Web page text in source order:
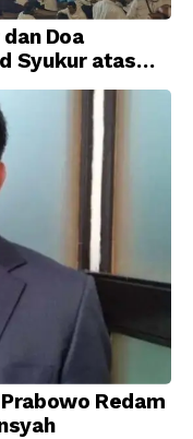
Doa
Syukur atas
Redam